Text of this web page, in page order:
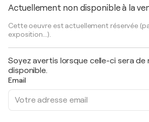
Actuellement non disponible à la
Cette oeuvre est actuellement réservée
exposition...).
Soyez avertis lorsque celle-ci sera de
disponible.
Email